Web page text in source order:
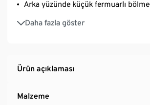
Arka yüzünde küçük fermuarlı bölme
Daha fazla göster
Fermuarlı iç cep
Ürün açıklaması
Malzeme